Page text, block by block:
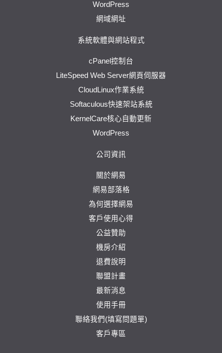
WordPress
網域網址
系統軟體與網站程式
cPanel控制台
LiteSpeed Web Server網頁伺服器
CloudLinux作業系統
Softaculous快速架站系統
KernelCare核心自動更新
WordPress
公司資訊
關於網易
網易部落格
為何選擇網易
客戶使用心得
公益贊助
機房介紹
退費說明
聯盟計畫
最新消息
使用手冊
聯絡我們(填寫問題單)
客戶專區